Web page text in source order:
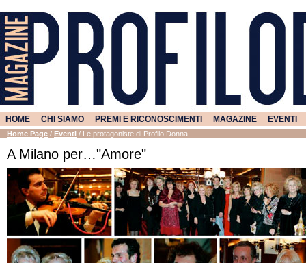
HOME CHI SIAMO PREMI E RICONOSCIMENTI MAGAZINE EVENTI
Home Page / Eventi / Le protagoniste di Profilo Donna
A Milano per…"Amore"